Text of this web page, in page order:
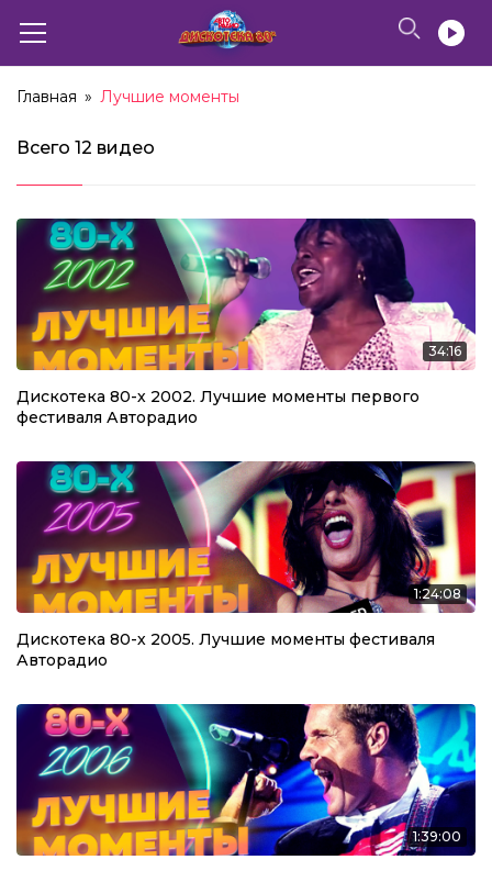
Главная » Лучшие моменты
Всего 12 видео
34:16
Дискотека 80-х 2002. Лучшие моменты первого
фестиваля Авторадио
1:24:08
Дискотека 80-х 2005. Лучшие моменты фестиваля
Авторадио
1:39:00